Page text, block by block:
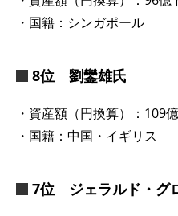
・国籍：シンガポール
8位 劉鑾雄氏
・資産額（円換算）：109
・国籍：中国・イギリス
7位 ジェラルド・グ